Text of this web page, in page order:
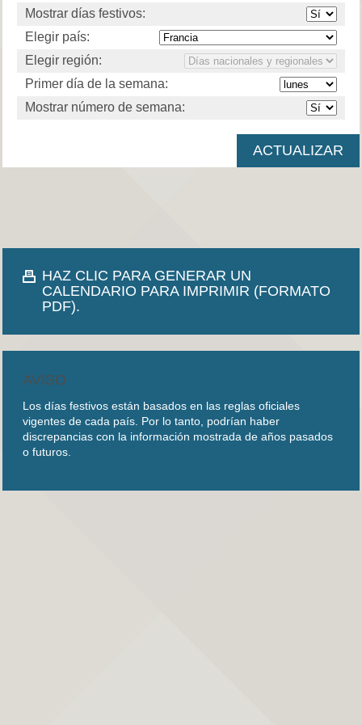
Mostrar días festivos:
Elegir país:
Elegir región:
Primer día de la semana:
Mostrar número de semana:
HAZ CLIC PARA GENERAR UN
CALENDARIO PARA IMPRIMIR (FORMATO
PDF).
AVISO
Los días festivos están basados en las reglas oficiales
vigentes de cada país. Por lo tanto, podrían haber
discrepancias con la información mostrada de años pasados
o futuros.